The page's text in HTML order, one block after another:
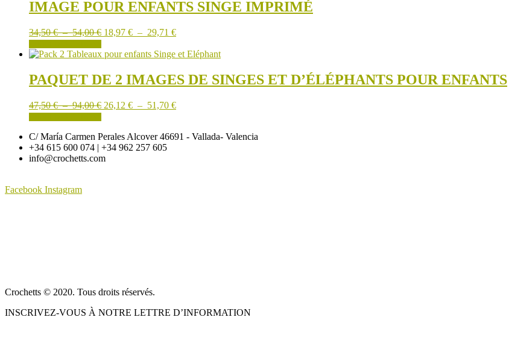
IMAGE POUR ENFANTS SINGE IMPRIMÉ
34,50€ – 54,00€Plage
de
prix :
à
54,00 €
18,97 € – 29,71 €Plage
prix :
à
29,71 €
Ce
produit
plusieurs
variations.
options
choisies
sur
la
PAQUET DE 2 IMAGES DE SINGES ET D’ÉLÉPHANTS POUR ENFANTS
47,50€ – 94,00€Plage
de
47,50 €
à
94,00 €
26,12 € – 51,70 €Plage
26,12 €
Ce
a
plusieurs
variations.
C/ María Carmen Perales Alcover 46691 - Vallada- Valencia
+34 615 600 074 | +34 962 257 605
info@crochetts.com
Facebook Instagram
Crochetts © 2020. Tous droits réservés.
INSCRIVEZ-VOUS À NOTRE LETTRE D’INFORMATION